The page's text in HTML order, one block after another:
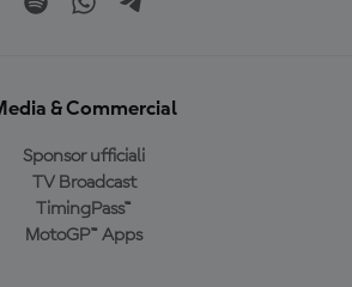
& Commercial
Sponsor ufficiali
TV Broadcast
TimingPass™
MotoGP™ Apps